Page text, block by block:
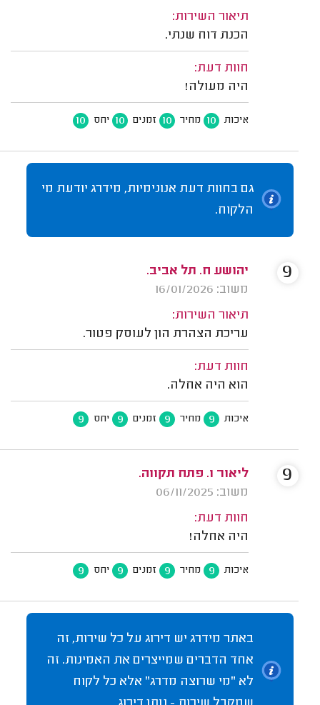
תיאור השירות:
הכנת דוח שנתי.
חוות דעת:
היה מעולה!
איכות 10 מחיר 10 זמנים 10 יחס 10
גם בחוות דעת אנונימיות, מידרג יודעת מי
הלקוח.
יהושע ח. תל אביב.
משוב: 16/01/2026
תיאור השירות:
עריכת הצהרת הון לעוסק פטור.
חוות דעת:
הוא היה אחלה.
איכות 9 מחיר 9 זמנים 9 יחס 9
9
ליאור ו. פתח תקווה.
משוב: 06/11/2025
חוות דעת:
היה אחלה!
איכות 9 מחיר 9 זמנים 9 יחס 9
9
באתר מידרג יש דירוג על כל שירות, זה
אחד הדברים שמייצרים את האמינות. זה
לא "מי שרוצה מדרג" אלא כל לקוח